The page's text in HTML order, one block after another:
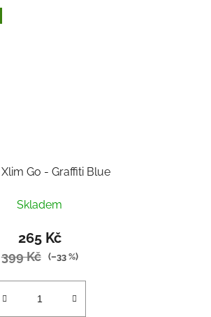
Xlim Go - Graffiti Blue
Skladem
265 Kč
399 Kč (–33 %)